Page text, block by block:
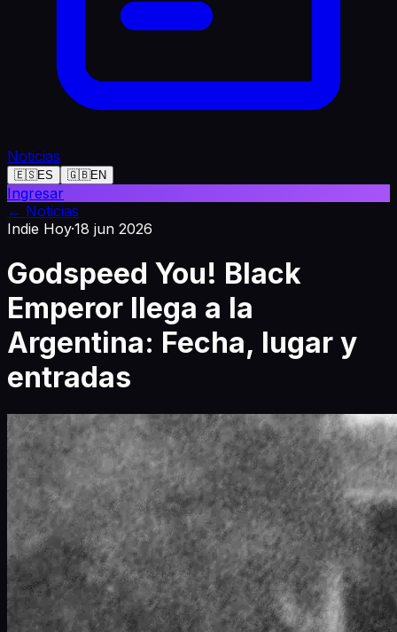
Noticias
🇪🇸ES 🇬🇧EN
Ingresar
← Noticias
Indie Hoy·18 jun 2026
Godspeed You! Black
Emperor llega a la
Argentina: Fecha, lugar y
entradas